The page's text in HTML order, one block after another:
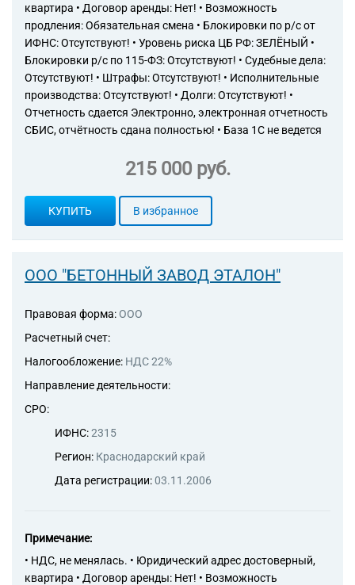
квартира • Договор аренды: Нет! • Возможность
продления: Обязательная смена • Блокировки по р/с от
ИФНС: Отсутствуют! • Уровень риска ЦБ РФ: ЗЕЛЁНЫЙ •
Блокировки р/с по 115-ФЗ: Отсутствуют! • Судебные дела:
Отсутствуют! • Штрафы: Отсутствуют! • Исполнительные
производства: Отсутствуют! • Долги: Отсутствуют! •
Отчетность сдается Электронно, электронная отчетность
СБИС, отчётность сдана полностью! • База 1С не ведется
215 000 руб.
КУПИТЬ В избранное
ООО "БЕТОННЫЙ ЗАВОД ЭТАЛОН"
Правовая форма: ООО
Расчетный счет:
Налогообложение: НДС 22%
Направление деятельности:
СРО:
ИФНС:2315
Регион: Краснодарский край
Дата регистрации:03.11.2006
Примечание:
• НДС, не менялась. • Юридический адрес достоверный,
квартира • Договор аренды: Нет! • Возможность